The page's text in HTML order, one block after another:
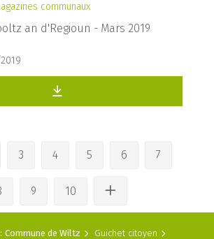
communaux
an d'Regioun - Mars 2019
3 4 5 6 7
9 10
Commune de Wiltz
Guichet citoyen